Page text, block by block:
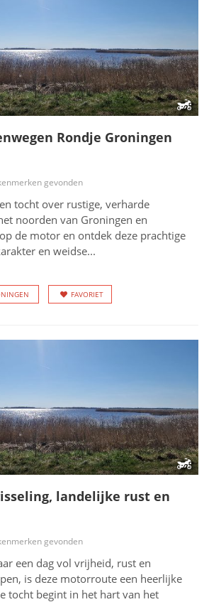
Rondje Groningen
gevonden
tocht over rustige, verharde
noorden van Groningen en
de motor en ontdek deze prachtige
en weidse...
FAVORIET
landelijke rust en
gevonden
een dag vol vrijheid, rust en
is deze motorroute een heerlijke
tocht begint in het hart van het